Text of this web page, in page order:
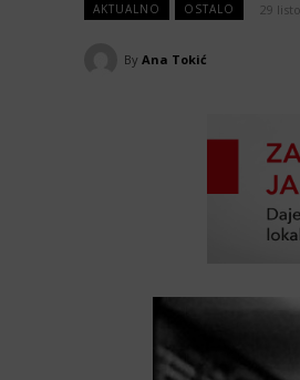
AKTUALNO OSTALO 29
By Ana Tokić